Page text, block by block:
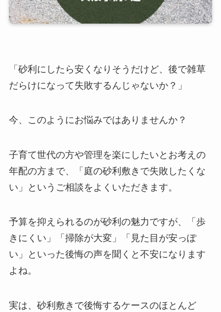
「砂利にしたら安くなりそうだけど、後で雑草
だらけになって失敗するんじゃないか？」
今、このようにお悩みではありませんか？
子育て世代の方や管理を楽にしたいとお考えの
年配の方まで、「庭の砂利敷きで失敗したくな
い」というご相談をよくいただきます。
予算を抑えられるのが砂利の魅力ですが、「歩
きにくい」「掃除が大変」「見た目が安っぽ
い」といった後悔の声を聞くと不安になります
よね。
実は、砂利敷きで後悔するケースのほとんど